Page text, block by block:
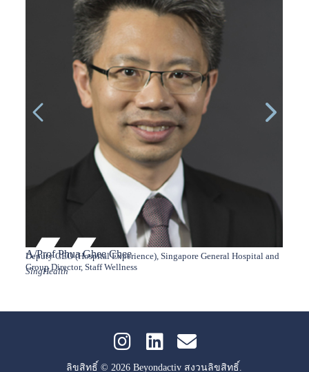
A/Prof Phua Ghee Chee
Deputy CEO (Hospital Experience), Singapore General Hospital and
Group Director, Staff Wellness
SingHealth
ลิขสิทธิ์ © 2026 Beyondactiv สงวนลิขสิทธิ์.